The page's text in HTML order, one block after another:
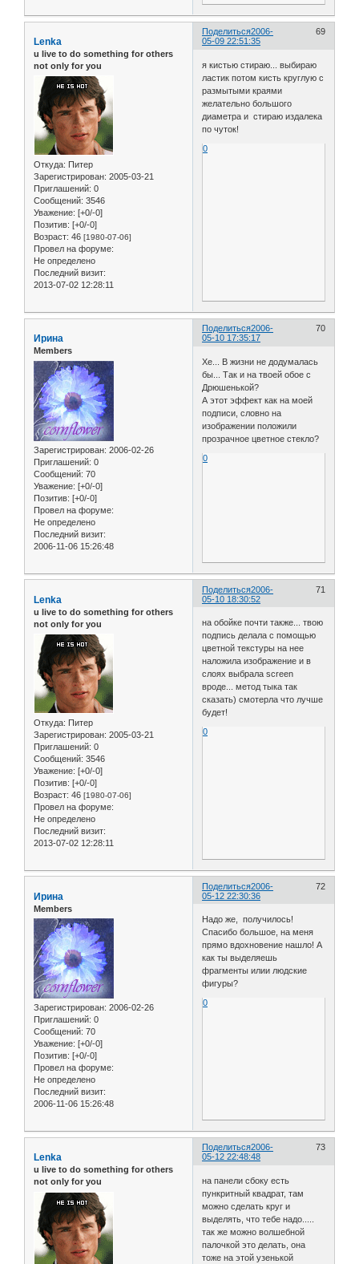
Поделиться 69
2006-
05-09 22:51:35
Lenka
u live to do something for others
not only for you
Откуда: Питер
Зарегистрирован: 2005-03-21
Приглашений: 0
Сообщений: 3546
Уважение: [+0/-0]
Позитив: [+0/-0]
Возраст: 46 [1980-07-06]
Провел на форуме:
Не определено
Последний визит:
2013-07-02 12:28:11
я кистью стираю... выбираю
ластик потом кисть круглую с
размытыми краями
желательно большого
диаметра и стираю издалека
по чуток!
0
Поделиться 70
2006-
05-10 17:35:17
Ирина
Members
Зарегистрирован: 2006-02-26
Приглашений: 0
Сообщений: 70
Уважение: [+0/-0]
Позитив: [+0/-0]
Провел на форуме:
Не определено
Последний визит:
2006-11-06 15:26:48
Хе... В жизни не додумалась
бы... Так и на твоей обое с
Дрюшенькой?
А этот эффект как на моей
подписи, словно на
изображении положили
прозрачное цветное стекло?
0
Поделиться 71
2006-
05-10 18:30:52
Lenka
u live to do something for others
not only for you
Откуда: Питер
Зарегистрирован: 2005-03-21
Приглашений: 0
Сообщений: 3546
Уважение: [+0/-0]
Позитив: [+0/-0]
Возраст: 46 [1980-07-06]
Провел на форуме:
Не определено
Последний визит:
2013-07-02 12:28:11
на обойке почти также... твою
подпись делала с помощью
цветной текстуры на нее
наложила изображение и в
слоях выбрала screen
вроде... метод тыка так
сказать) смотерла что лучше
будет!
0
Поделиться 72
2006-
05-12 22:30:36
Ирина
Members
Зарегистрирован: 2006-02-26
Приглашений: 0
Сообщений: 70
Уважение: [+0/-0]
Позитив: [+0/-0]
Провел на форуме:
Не определено
Последний визит:
2006-11-06 15:26:48
Надо же, получилось!
Спасибо большое, на меня
прямо вдохновение нашло! А
как ты выделяешь
фрагменты илии людские
фигуры?
0
Поделиться 73
2006-
05-12 22:48:48
Lenka
u live to do something for others
not only for you
на панели сбоку есть
пункритный квадрат, там
можно сделать круг и
выделять, что тебе надо.....
так же можно волшебной
палочкой это делать, она
тоже на этой узенькой